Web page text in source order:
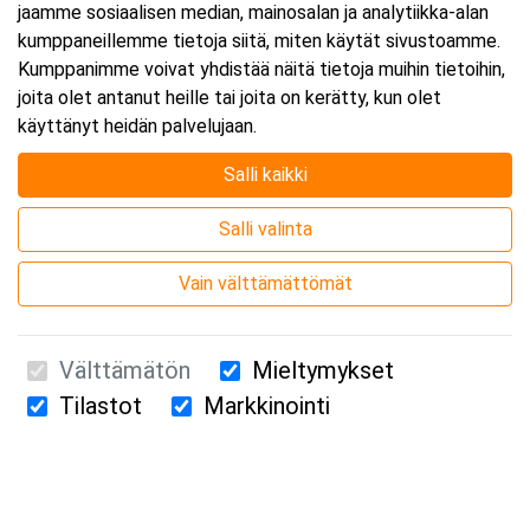
Suomen Ensiapukoulutus Oy / Valimotie 21 / 00380 Helsinki
jaamme sosiaalisen median, mainosalan ja analytiikka-alan
kumppaneillemme tietoja siitä, miten käytät sivustoamme.
Kumppanimme voivat yhdistää näitä tietoja muihin tietoihin,
joita olet antanut heille tai joita on kerätty, kun olet
käyttänyt heidän palvelujaan.
Salli kaikki
Salli valinta
Vain välttämättömät
Välttämätön
Mieltymykset
Tilastot
Markkinointi